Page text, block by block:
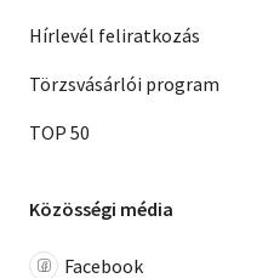
Hírlevél feliratkozás
Törzsvásárlói program
TOP 50
Közösségi média
Facebook